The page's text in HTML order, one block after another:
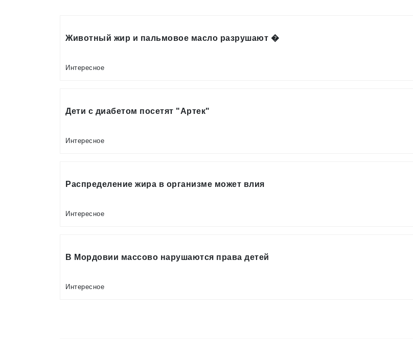
Животный жир и пальмовое масло разрушают �
Интересное
Дети с диабетом посетят "Артек"
Интересное
Распределение жира в организме может влия
Интересное
В Мордовии массово нарушаются права детей
Интересное